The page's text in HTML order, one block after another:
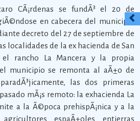
CÃ¡rdenas se fundÃ³ el 20 de
en cabecera del municipio
decreto del 27 de septiembre de
localidades de la ex hacienda de San
el rancho La Mancera y la propia
municipio se remonta al aÃ±o de
las dos primeras
mÃ¡s remoto: la exhacienda La
a la Ã©poca prehispÃ¡nica y a la
espaÃ±oles entierras